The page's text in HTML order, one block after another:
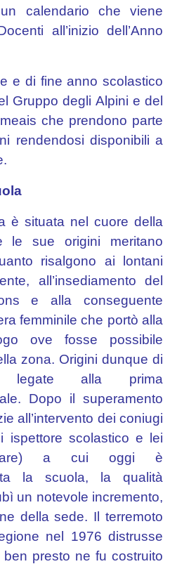
calendario che viene
all’inizio dell’Anno
e di fine anno scolastico
Gruppo degli Alpini e del
che prendono parte
rendendosi disponibili a
è situata nel cuore della
le sue origini meritano
risalgono ai lontani
all’insediamento del
e alla conseguente
femminile che portò alla
ove fosse possibile
zona. Origini dunque di
legate alla prima
Dopo il superamento
all’intervento dei coniugi
ispettore scolastico e lei
a cui oggi è
la scuola, la qualità
un notevole incremento,
della sede. Il terremoto
nel 1976 distrusse
ben presto ne fu costruito